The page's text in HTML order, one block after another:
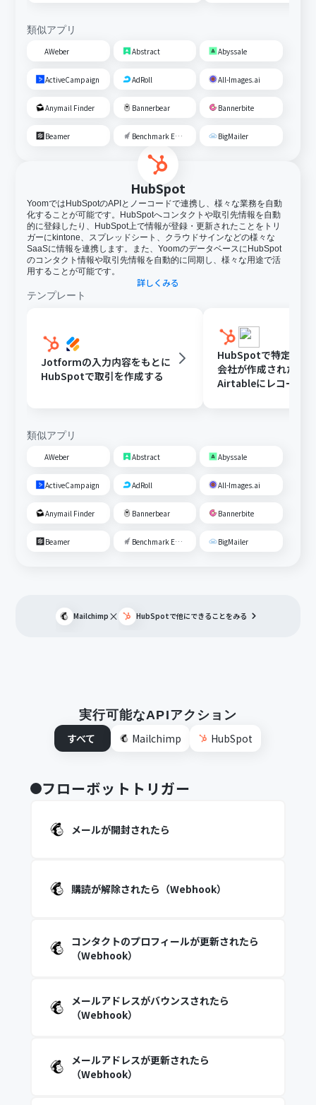
類似アプリ
AWeber Abstract Abyssale
ActiveCampaign AdRoll All-Images.ai
Anymail Finder Bannerbear Bannerbite
Beamer Benchmark Email BigMailer
HubSpot
YoomではHubSpotのAPIとノーコードで連携し、様々な業務を自動
化することが可能です。HubSpotへコンタクトや取引先情報を自動
的に登録したり、HubSpot上で情報が登録・更新されたことをトリ
ガーにkintone、スプレッドシート、クラウドサインなどの様々な
SaaSに情報を連携します。また、YoomのデータベースにHubSpot
のコンタクト情報や取引先情報を自動的に同期し、様々な用途で活
用することが可能です。
詳しくみる
テンプレート
Jotformの入力内容をもとに
HubSpotで取引を作成する
HubSpotで特定条件
会社が作成されたら、
Airtableにレコード
類似アプリ
AWeber Abstract Abyssale
ActiveCampaign AdRoll All-Images.ai
Anymail Finder Bannerbear Bannerbite
Beamer Benchmark Email BigMailer
Mailchimp × HubSpotで他にできることをみる
実行可能なAPIアクション
すべて
Mailchimp HubSpot
フローボットトリガー
メールが開封されたら
購読が解除されたら（Webhook）
コンタクトのプロフィールが更新されたら
（Webhook）
メールアドレスがバウンスされたら
（Webhook）
メールアドレスが更新されたら
（Webhook）